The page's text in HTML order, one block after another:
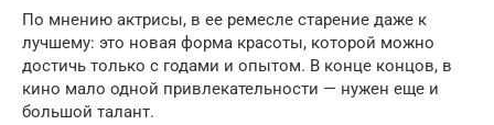
По мнению актрисы, в ее ремесле старение даже к
лучшему: это новая форма красоты, которой можно
достичь только с годами и опытом. В конце концов, в
кино мало одной привлекательности — нужен еще и
большой талант.